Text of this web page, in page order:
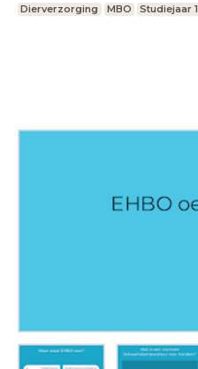
Dierverzorging MBO Studiejaar 1